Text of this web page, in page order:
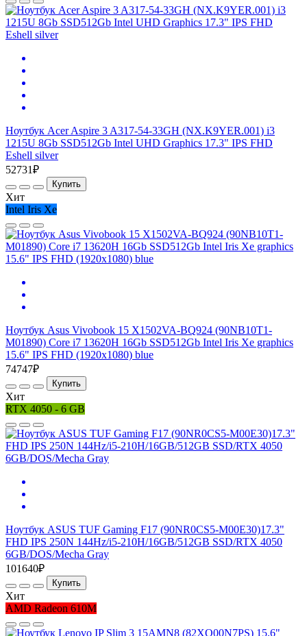
Ноутбук Acer Aspire 3 A317-54-33GH (NX.K9YER.001) i3
1215U 8Gb SSD512Gb Intel UHD Graphics 17.3" IPS FHD
Eshell silver
52731₽
Купить
Хит
Intel Iris Xe
Ноутбук Asus Vivobook 15 X1502VA-BQ924 (90NB10T1-
M01890) Core i7 13620H 16Gb SSD512Gb Intel Iris Xe graphics
15.6" IPS FHD (1920x1080) blue
74747₽
Купить
Хит
RTX 4050 - 6 GB
Ноутбук ASUS TUF Gaming F17 (90NR0CS5-M00E30)17.3"
FHD IPS 250N 144Hz/i5-210H/16GB/512GB SSD/RTX 4050
6GB/DOS/Mecha Gray
101640₽
Купить
Хит
AMD Radeon 610M